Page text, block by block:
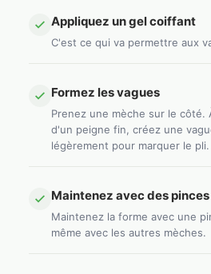
Appliquez un gel coiffant
C'est ce qui va permettre aux
Formez les vagues
Prenez une mèche sur le côté.
d'un peigne fin, créez une
légèrement pour marquer le pli.
Maintenez avec des pinces
Maintenez la forme avec une
même avec les autres mèches.